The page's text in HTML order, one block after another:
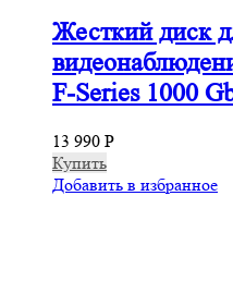
Жесткий диск
F-Series 1000
13 990 Р
Купить
Добавить в избранное